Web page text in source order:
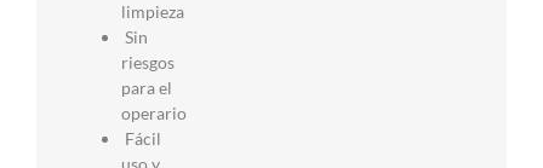
limpieza
Sin
riesgos
para el
operario
Fácil